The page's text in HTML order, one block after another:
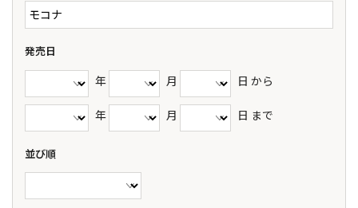
発売日
年 月 日 から
年 月 日 まで
並び順